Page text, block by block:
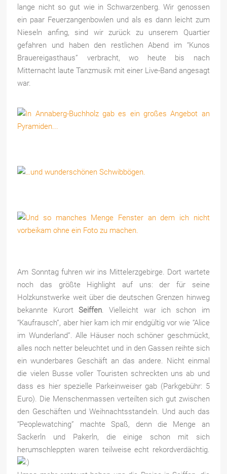
lange nicht so gut wie in Schwarzenberg. Wir genossen
ein paar Feuerzangenbowlen und als es dann leicht zum
Nieseln anfing, sind wir zurück zu unserem Quartier
gefahren und haben den restlichen Abend im “Kunos
Brauereigasthaus” verbracht, wo heute bis nach
Mitternacht laute Tanzmusik mit einer Live-Band angesagt
war.
Am Sonntag fuhren wir ins Mittelerzgebirge. Dort wartete
noch das größte Highlight auf uns: der für seine
Holzkunstwerke weit über die deutschen Grenzen hinweg
bekannte KurortSeiffen. Vielleicht war ich schon im
“Kaufrausch”, aber hier kam ich mir endgültig vor wie “Alice
im Wunderland”. Alle Häuser noch schöner geschmückt,
alles noch netter beleuchtet und in den Gassen reihte sich
ein wunderbares Geschäft an das andere. Nicht einmal
die vielen Busse voller Touristen schreckten uns ab und
dass es hier spezielle Parkeinweiser gab (Parkgebühr: 5
Euro). Die Menschenmassen verteilten sich gut zwischen
den Geschäften und Weihnachtsstandeln. Und auch das
“Peoplewatching” machte Spaß, denn die Menge an
Sackerln und Pakerln, die einige schon mit sich
herumschleppten waren teilweise echt rekordverdächtig.